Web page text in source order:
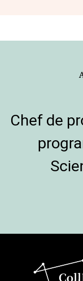
Chef de